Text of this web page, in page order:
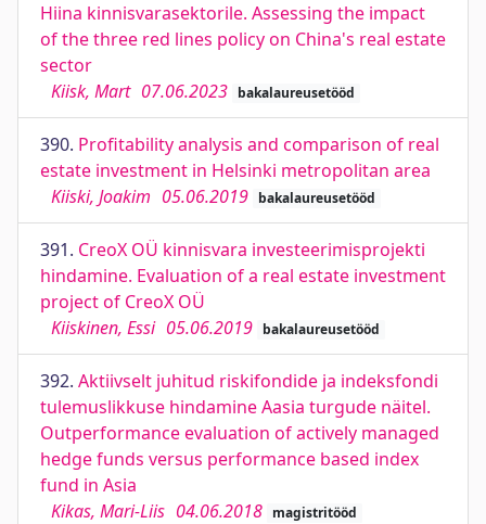
Hiina kinnisvarasektorile. Assessing the impact
of the three red lines policy on China's real estate
sector
Kiisk, Mart 07.06.2023 bakalaureusetööd
390. Profitability analysis and comparison of real
estate investment in Helsinki metropolitan area
Kiiski, Joakim 05.06.2019 bakalaureusetööd
391. CreoX OÜ kinnisvara investeerimisprojekti
hindamine. Evaluation of a real estate investment
project of CreoX OÜ
Kiiskinen, Essi 05.06.2019 bakalaureusetööd
392. Aktiivselt juhitud riskifondide ja indeksfondi
tulemuslikkuse hindamine Aasia turgude näitel.
Outperformance evaluation of actively managed
hedge funds versus performance based index
fund in Asia
Kikas, Mari-Liis 04.06.2018 magistritööd